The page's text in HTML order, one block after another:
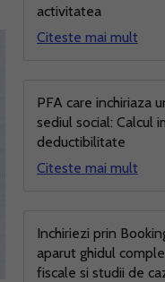
activitatea
Citeste mai mult
PFA care inchiriaza
sediul social: Calcul
deductibilitate
Citeste mai mult
Inchiriezi prin
aparut ghidul
fiscale si studii de